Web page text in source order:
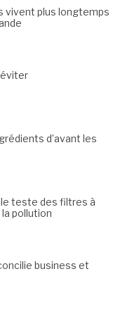
vivent plus longtemps
éviter
d’avant les
teste des filtres à
pollution
business et